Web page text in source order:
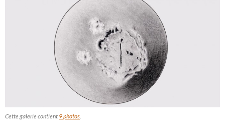
Cette galerie contient 9 photos.